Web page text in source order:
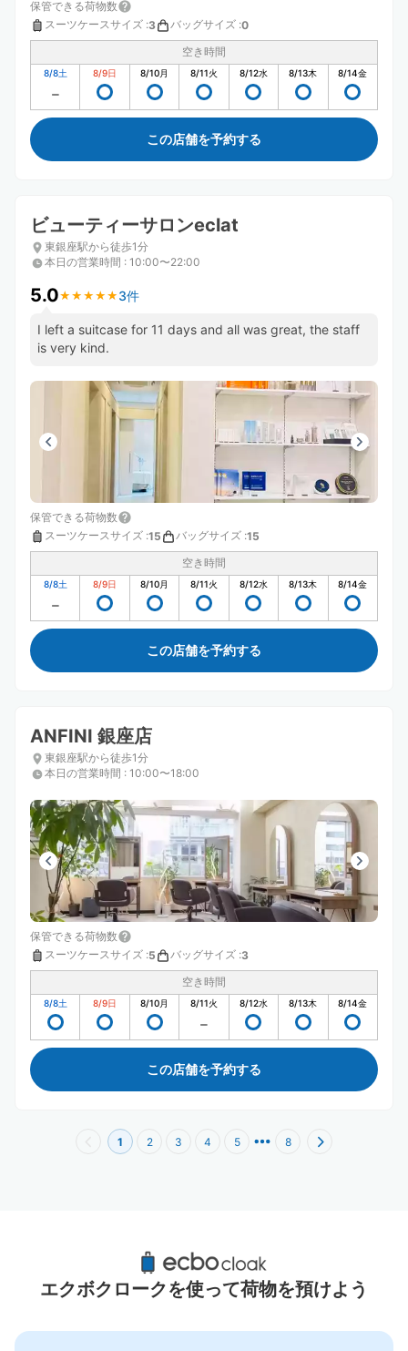
保管できる荷物数
スーツケースサイズ :3 バッグサイズ :0
空き時間
8/8土 8/9日 8/10月 8/11火 8/12水 8/13木 8/14金
この店舗を予約する
ビューティーサロンeclat
東銀座駅から徒歩1分
本日の営業時間 : 10:00〜22:00
5.0★ ★ ★ ★ ★
★ ★ ★ ★ ★ 3件
I left a suitcase for 11 days and all was great, the staff
is very kind.
保管できる荷物数
スーツケースサイズ :15 バッグサイズ :15
空き時間
8/8土 8/9日 8/10月 8/11火 8/12水 8/13木 8/14金
この店舗を予約する
ANFINI 銀座店
東銀座駅から徒歩1分
本日の営業時間 : 10:00〜18:00
保管できる荷物数
スーツケースサイズ :5 バッグサイズ :3
空き時間
8/8土 8/9日 8/10月 8/11火 8/12水 8/13木 8/14金
この店舗を予約する
1 2 3 4 5 8
豊洲PIT周辺のおすすめコインロッカー
9件
エクボクロークを使って荷物を預けよう